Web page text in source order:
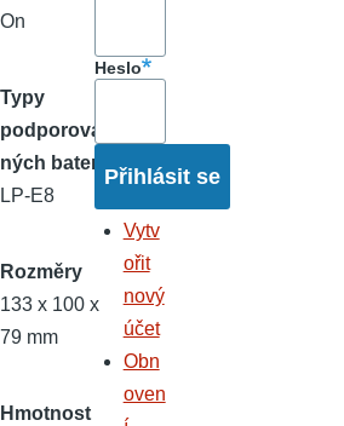
On
Typy
podporova
ných baterií
LP-E8
Rozměry
133 x 100 x
79 mm
Hmotnost
Heslo
Vytv
ořit
nový
účet
Obn
oven